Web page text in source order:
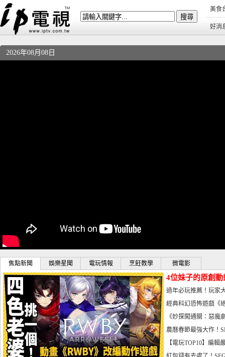
美食
好消
2026年08月08日
焦點新聞 娛樂星聞 電玩情報 烹飪教學 微電影
4位妹子的原創
曝光_電玩宅速配
過年必玩推薦！玩家
宅速配20230126
經典科幻恐怖遊戲《
懼體驗-電玩宅速配
《妙探闖通關：惡
到!!-電玩宅速配
農曆春節最強大作！
電玩宅速配20230123
【電玩TOP10】編
了，封面圖直接雷你